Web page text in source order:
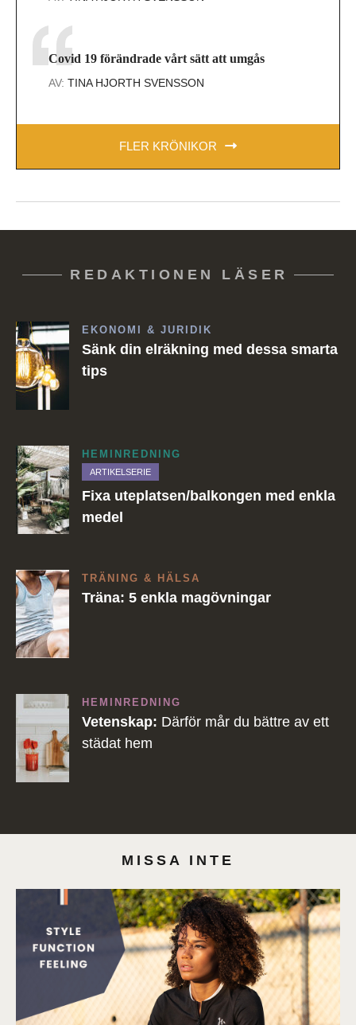
Covid 19 förändrade vårt sätt att umgås
AV: TINA HJORTH SVENSSON
FLER KRÖNIKOR
REDAKTIONEN LÄSER
EKONOMI & JURIDIK
Sänk din elräkning med dessa smarta
tips
HEMINREDNING
ARTIKELSERIE
Fixa uteplatsen/balkongen med enkla
medel
TRÄNING & HÄLSA
Träna: 5 enkla magövningar
HEMINREDNING
Vetenskap: Därför mår du bättre av ett
städat hem
MISSA INTE